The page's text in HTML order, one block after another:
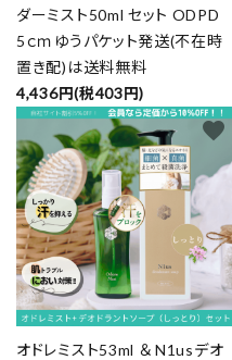
ダーミスト50ml セット ODPD
5ｃｍゆうパケット発送(不在時
置き配)は送料無料
4,436円(税403円)
オドレミスト53ml ＆ N1usデオ
favorite